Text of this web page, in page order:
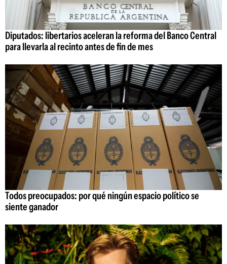
Diputados: libertarios aceleran la reforma del Banco Central
para llevarla al recinto antes de fin de mes
Todos preocupados: por qué ningún espacio político se
siente ganador